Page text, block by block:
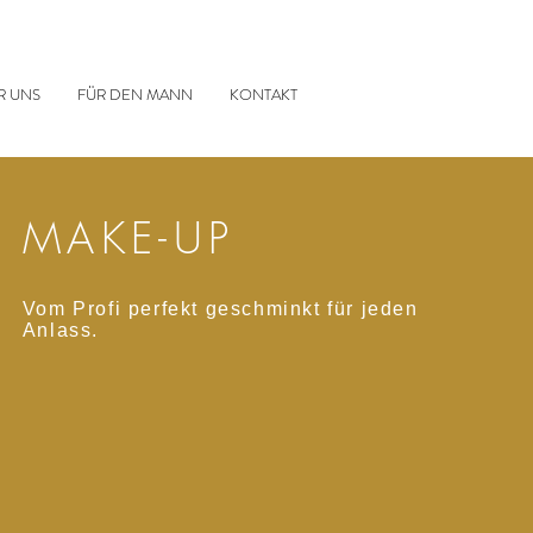
UNS FÜR DEN MANN KONTAKT
MAKE-UP
Vom Profi perfekt geschminkt für jeden
Anlass.